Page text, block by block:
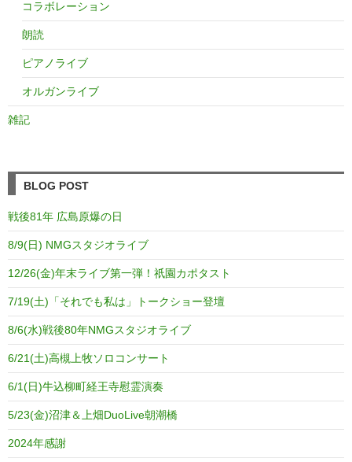
コラボレーション
朗読
ピアノライブ
オルガンライブ
雑記
BLOG POST
戦後81年 広島原爆の日
8/9(日) NMGスタジオライブ
12/26(金)年末ライブ第一弾！祇園カポタスト
7/19(土)「それでも私は」トークショー登壇
8/6(水)戦後80年NMGスタジオライブ
6/21(土)高槻上牧ソロコンサート
6/1(日)牛込柳町経王寺慰霊演奏
5/23(金)沼津＆上畑DuoLive朝潮橋
2024年感謝